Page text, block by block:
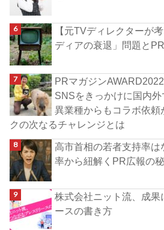
【元TVディレクターが
ディアの衰退」問題と
PRマガジン
SNSをきっかけに国内
異業種からもコラボ依
クの次なるチャレンジとは
高市首相の若者支持率
率から紐解くPR広報の
株式会社ニット流、成果
ースの書き方